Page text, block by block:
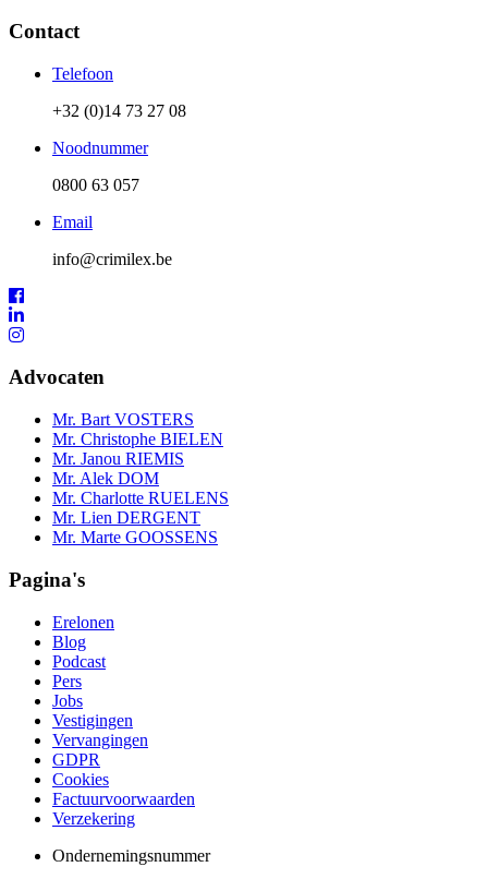
Contact
Telefoon
+32 (0)14 73 27 08
Noodnummer
0800 63 057
Email
info@crimilex.be
Advocaten
Mr. Bart VOSTERS
Mr. Christophe BIELEN
Mr. Janou RIEMIS
Mr. Alek DOM
Mr. Charlotte RUELENS
Mr. Lien DERGENT
Mr. Marte GOOSSENS
Pagina's
Erelonen
Blog
Podcast
Pers
Jobs
Vestigingen
Vervangingen
GDPR
Cookies
Factuurvoorwaarden
Verzekering
Ondernemingsnummer